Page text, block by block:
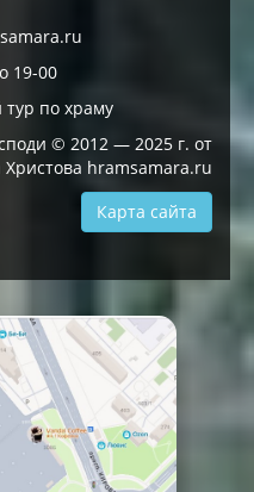
19-00
по храму
© 2012 — 2025 г. от
Христова hramsamara.ru
Карта сайта